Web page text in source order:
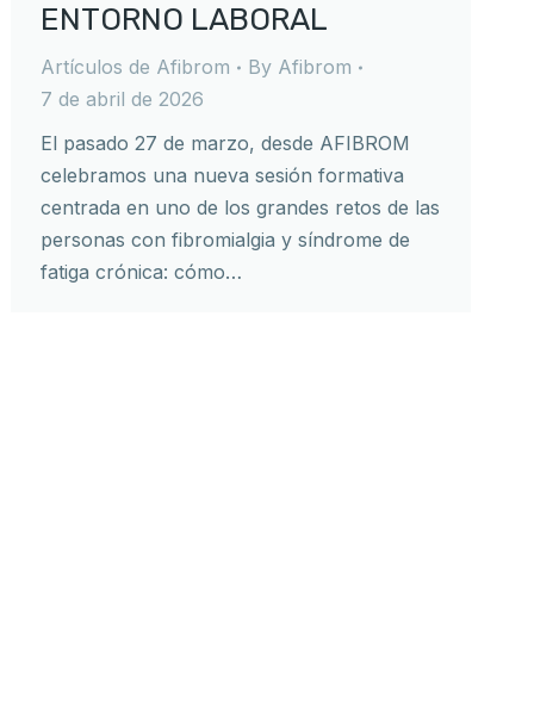
ENTORNO LABORAL
Artículos de Afibrom By Afibrom
7 de abril de 2026
El pasado 27 de marzo, desde AFIBROM
celebramos una nueva sesión formativa
centrada en uno de los grandes retos de las
personas con fibromialgia y síndrome de
fatiga crónica: cómo…